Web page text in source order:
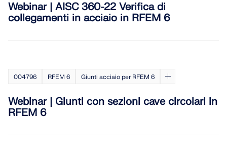
Webinar | AISC 360-22 Verifica di
collegamenti in acciaio in RFEM 6
004796 RFEM 6 Giunti acciaio per RFEM 6
Webinar | Giunti con sezioni cave circolari in
RFEM 6